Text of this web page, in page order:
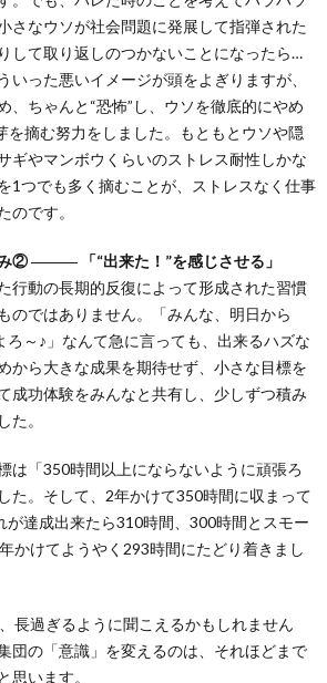
さなウソが社会問題に発展して指弾された
して取り返しのつかないことになったら…
いった悪いイメージが頭をよぎりますが、
、ちゃんと“恐怖”し、ウソを徹底的にやめ
を摘む努力をしました。もともとウソや隠
ギやマンボウくらいのストレス耐性しかな
1つでも多く摘むことが、ストレスなく仕事
のです。
み② ――― 「“出来た！”を感じさせる」
行動の長期的反復によって形成された習慣
のではありません。「みんな、明日から
ろ～♪」なんて急に言っても、出来るハズな
から大きな成果を期待せず、小さな目標を
成功体験をみんなと共有し、少しずつ積み
た。
は「350時間以上にならないように頑張ろ
た。そして、2年かけて350時間に収まって
が達成出来たら310時間、300時間とスモー
かけてようやく293時間にたどり着きまし
長過ぎるように聞こえるかもしれません
団の「意識」を変えるのは、それほどまで
思います。